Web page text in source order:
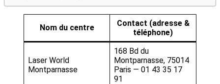
Nom du centre
Contact (adresse &
téléphone)
Laser World
Montparnasse
168 Bd du
Montparnasse, 75014
Paris — 01 43 35 17
91